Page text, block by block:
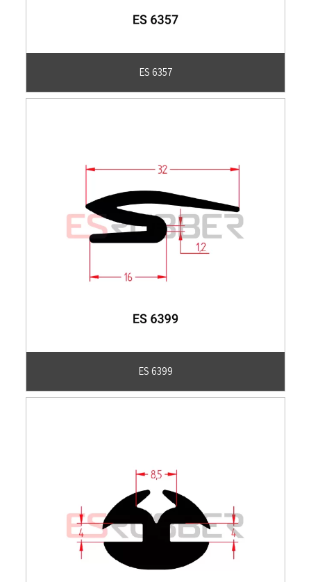
ES 6357
ES 6399